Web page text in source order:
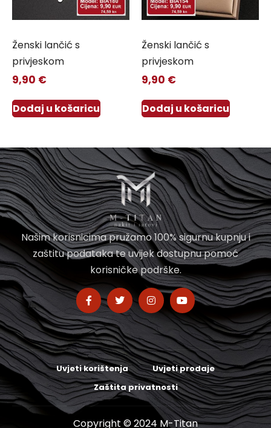
Ženski lančić s
privjeskom
9,90 €
Dodaj u košaricu
Ženski lančić s
privjeskom
9,90 €
Dodaj u košaricu
Našim korisnicima pružamo 100% sigurnu kupnju i
zaštitu podataka te uvijek dostupnu pomoć
korisničke podrške.
Uvjeti korištenja
Uvjeti prodaje
Zaštita privatnosti
Copyright © 2024 M-Titan